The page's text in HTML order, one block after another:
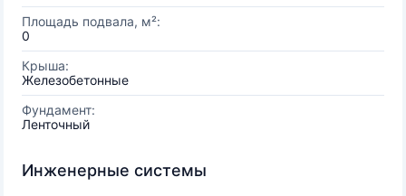
Площадь подвала, м²:
0
Крыша:
Железобетонные
Фундамент:
Ленточный
Инженерные системы